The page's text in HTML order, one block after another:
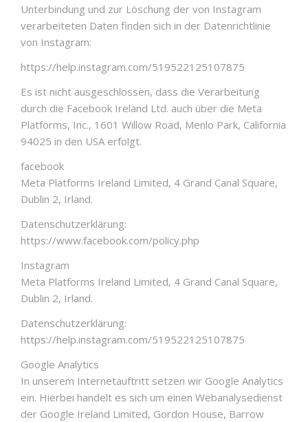
Unterbindung und zur Löschung der von Instagram
verarbeiteten Daten finden sich in der Datenrichtlinie
von Instagram:
https://help.instagram.com/519522125107875
Es ist nicht ausgeschlossen, dass die Verarbeitung
durch die Facebook Ireland Ltd. auch über die Meta
Platforms, Inc., 1601 Willow Road, Menlo Park, California
94025 in den USA erfolgt.
facebook
Meta Platforms Ireland Limited, 4 Grand Canal Square,
Dublin 2, Irland.
Datenschutzerklärung:
https://www.facebook.com/policy.php
Instagram
Meta Platforms Ireland Limited, 4 Grand Canal Square,
Dublin 2, Irland.
Datenschutzerklärung:
https://help.instagram.com/519522125107875
Google Analytics
In unserem Internetauftritt setzen wir Google Analytics
ein. Hierbei handelt es sich um einen Webanalysedienst
der Google Ireland Limited, Gordon House, Barrow